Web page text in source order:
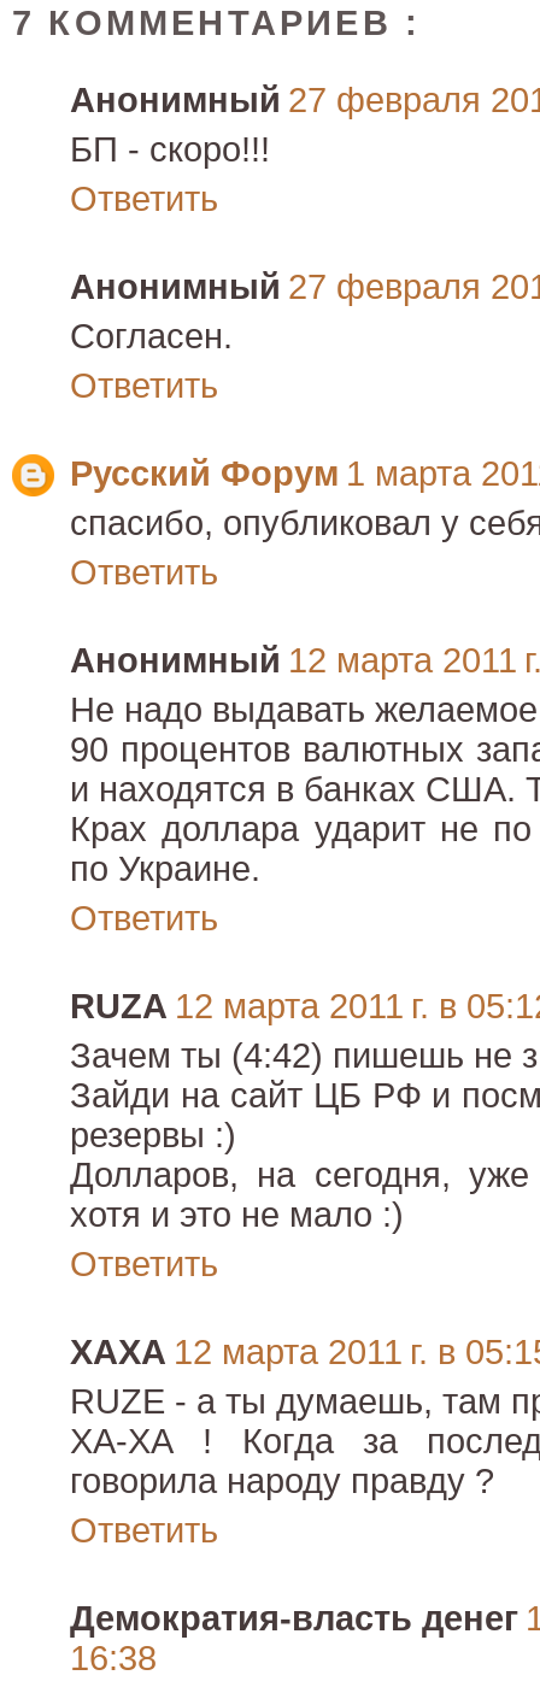
7 КОММЕНТАРИЕВ :
Анонимный 27 февраля
БП - скоро!!!
Ответить
Анонимный 27 февраля
Согласен.
Ответить
Русский Форум 1 марта
спасибо, опубликовал у
Ответить
Анонимный 12 марта 2011
Не надо выдавать
90 процентов валютных
и находятся в банках США.
Крах доллара ударит не
по Украине.
Ответить
RUZA 12 марта 2011 г. в
Зачем ты (4:42) пишешь не
Зайди на сайт ЦБ РФ и
резервы :)
Долларов, на сегодня,
хотя и это не мало :)
Ответить
ХАХА 12 марта 2011 г. в
RUZE - а ты думаешь, там
ХА-ХА ! Когда за
говорила народу правду ?
Ответить
Демократия-власть денег
16:38